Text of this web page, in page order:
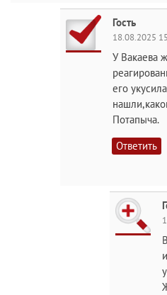
Гость
18.08.2025
У Вакаева
его
Потапыча.
Ответить